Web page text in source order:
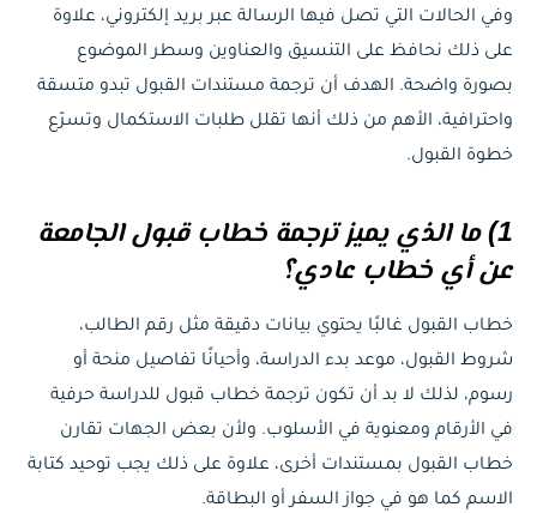
وفي الحالات التي تصل فيها الرسالة عبر بريد إلكتروني، علاوة
على ذلك نحافظ على التنسيق والعناوين وسطر الموضوع
بصورة واضحة. الهدف أن ترجمة مستندات القبول تبدو متسقة
واحترافية، الأهم من ذلك أنها تقلل طلبات الاستكمال وتسرّع
خطوة القبول.
1) ما الذي يميز ترجمة خطاب قبول الجامعة
عن أي خطاب عادي؟
خطاب القبول غالبًا يحتوي بيانات دقيقة مثل رقم الطالب،
شروط القبول، موعد بدء الدراسة، وأحيانًا تفاصيل منحة أو
رسوم، لذلك لا بد أن تكون ترجمة خطاب قبول للدراسة حرفية
في الأرقام ومعنوية في الأسلوب. ولأن بعض الجهات تقارن
خطاب القبول بمستندات أخرى، علاوة على ذلك يجب توحيد كتابة
الاسم كما هو في جواز السفر أو البطاقة.